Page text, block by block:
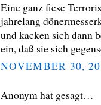
Eine ganz fiese
jahrelang
und kacken sich dann
ein, daß sie sich
NOVEMBER 30,
Anonym hat gesagt…